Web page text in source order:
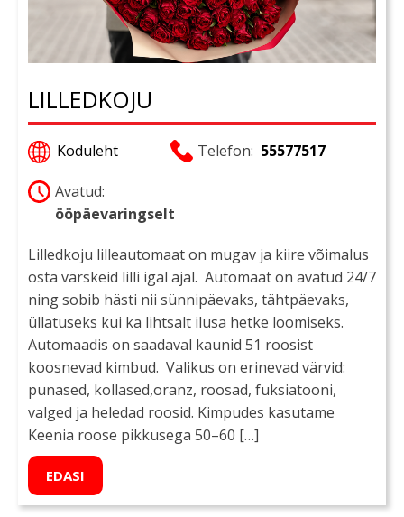
LILLEDKOJU
Koduleht Telefon: 55577517
Avatud:
ööpäevaringselt
Lilledkoju lilleautomaat on mugav ja kiire võimalus
osta värskeid lilli igal ajal. Automaat on avatud 24/7
ning sobib hästi nii sünnipäevaks, tähtpäevaks,
üllatuseks kui ka lihtsalt ilusa hetke loomiseks.
Automaadis on saadaval kaunid 51 roosist
koosnevad kimbud. Valikus on erinevad värvid:
punased, kollased,oranz, roosad, fuksiatooni,
valged ja heledad roosid. Kimpudes kasutame
Keenia roose pikkusega 50–60 […]
EDASI